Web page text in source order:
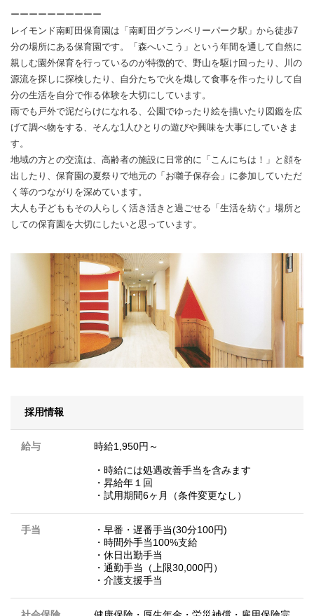
ーーーーーーーーーー
レイモンド南町田保育園は「南町田グランベリーパーク駅」から徒歩7
分の場所にある保育園です。「森へいこう」という年間を通して自然に
親しむ園外保育を行っているのが特徴的で、野山を駆け回ったり、川の
源流を探しに探検したり、自分たちで火を熾して食事を作ったりして自
分の生活を自分で作る体験を大切にしています。
雨でも戸外で泥だらけになれる、公園でゆったり絵を描いたり図鑑を広
げて調べ物をする、そんな1人ひとりの遊びや興味を大事にしていきま
す。
地域の方との交流は、高齢者の施設に日常的に「こんにちは！」と顔を
出したり、保育園の夏祭りで地元の「お囃子保存会」に参加していただ
く等のつながりを深めています。
大人も子どももその人らしく活き活きと過ごせる「生活を紡ぐ」場所と
しての保育園を大切にしたいと思っています。
採用情報
給与 時給1,950円～
・時給には処遇改善手当を含みます
・昇給年１回
・試用期間6ヶ月（条件変更なし）
手当
・早番・遅番手当(30分100円)
・時間外手当100%支給
・休日出勤手当
・通勤手当（上限30,000円）
・介護支援手当